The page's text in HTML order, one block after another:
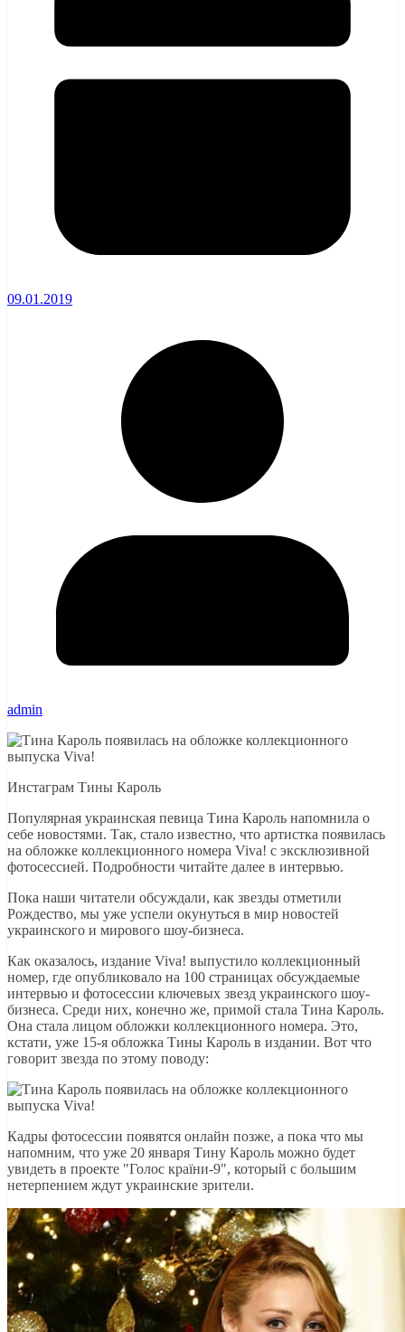
09.01.2019
admin
Инстаграм Тины Кароль
Популярная украинская певица Тина Кароль напомнила о
себе новостями. Так, стало известно, что артистка появилась
на обложке коллекционного номера Viva! с эксклюзивной
фотосессией. Подробности читайте далее в интервью.
Пока наши читатели обсуждали, как звезды отметили
Рождество, мы уже успели окунуться в мир новостей
украинского и мирового шоу-бизнеса.
Как оказалось, издание Viva! выпустило коллекционный
номер, где опубликовало на 100 страницах обсуждаемые
интервью и фотосессии ключевых звезд украинского шоу-
бизнеса. Среди них, конечно же, примой стала Тина Кароль.
Она стала лицом обложки коллекционного номера. Это,
кстати, уже 15-я обложка Тины Кароль в издании. Вот что
говорит звезда по этому поводу:
Кадры фотосессии появятся онлайн позже, а пока что мы
напомним, что уже 20 января Тину Кароль можно будет
увидеть в проекте "Голос країни-9", который с большим
нетерпением ждут украинские зрители.